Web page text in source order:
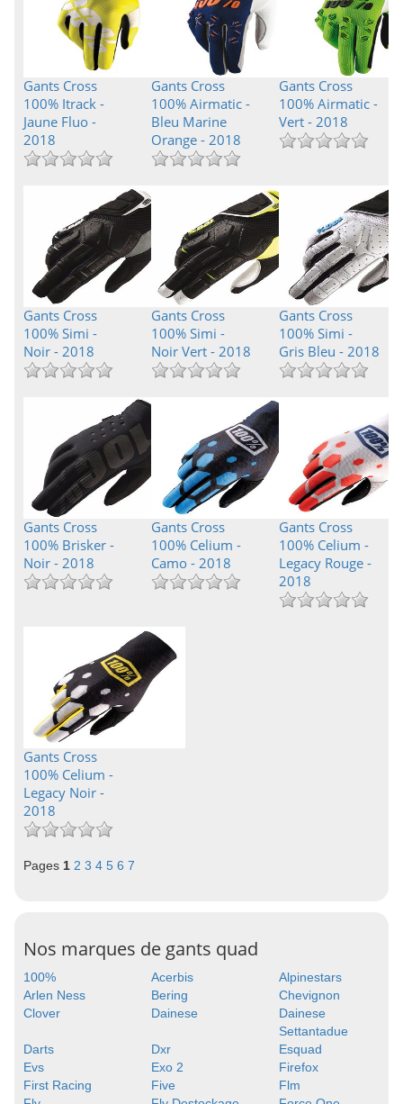
Gants Cross
100% Itrack -
Jaune Fluo -
2018
Gants Cross
100% Airmatic -
Bleu Marine
Orange - 2018
Gants Cross
100% Airmatic -
Vert - 2018
Gants Cross
100% Simi -
Noir - 2018
Gants Cross
100% Simi -
Noir Vert - 2018
Gants Cross
100% Simi -
Gris Bleu - 2018
Gants Cross
100% Brisker -
Noir - 2018
Gants Cross
100% Celium -
Camo - 2018
Gants Cross
100% Celium -
Legacy Rouge -
2018
Gants Cross
100% Celium -
Legacy Noir -
2018
Pages 1 2 3 4 5 6 7
Nos marques de gants quad
100% Acerbis
Alpinestars
Arlen Ness
Bering
Chevignon
Clover
Dainese
Dainese
Settantadue
Darts
Dxr
Esquad
Evs
Exo 2
Firefox
First Racing
Five
Flm